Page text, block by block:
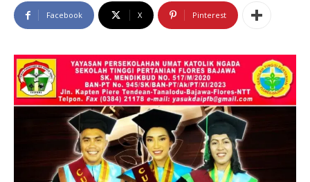
Facebook X Pinterest